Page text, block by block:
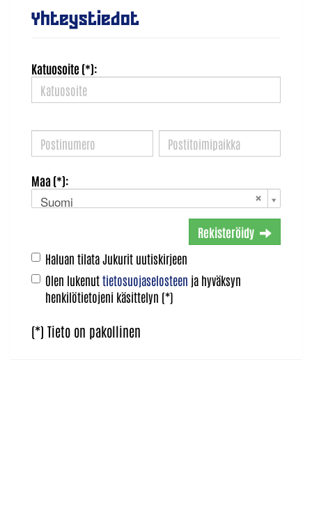
Yhteystiedot
Katuosoite (*):
Maa (*):
Suomi
Rekisteröidy
Haluan tilata Jukurit uutiskirjeen
Olen lukenuttietosuojaselosteen ja hyväksyn
henkilötietojeni käsittelyn (*)
(*) Tieto on pakollinen